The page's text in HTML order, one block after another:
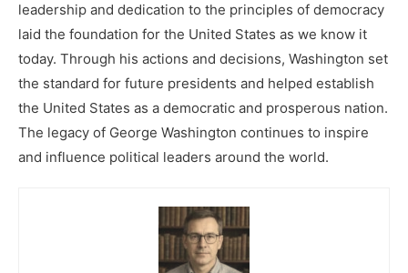
leadership and dedication to ⁣the ‌principles of ⁢democracy
‍laid ‌the⁣ foundation for⁣ the United States as we know it‌
today. Through his actions and⁤ decisions, Washington set
the standard‌ for future presidents and helped establish
the United States as a ⁢democratic and prosperous ⁣nation.
The ⁤legacy of George⁢ Washington continues to ⁣inspire
and influence⁣ political​ leaders around⁣ the⁤ world.